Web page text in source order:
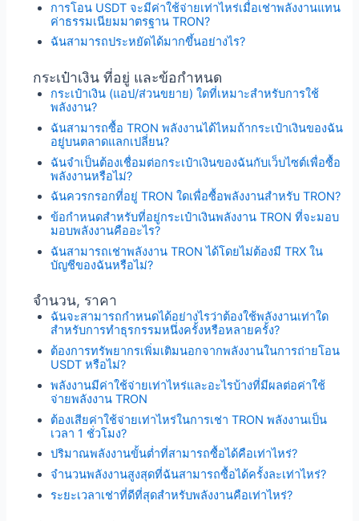
การโอน USDT จะมีค่าใช้จ่ายเท่าไหร่เมื่อเช่าพลังงานแทน
ค่าธรรมเนียมมาตรฐาน TRON?
ฉันสามารถประหยัดได้มากขึ้นอย่างไร?
กระเป๋าเงิน ที่อยู่ และข้อกำหนด
กระเป๋าเงิน (แอป/ส่วนขยาย) ใดที่เหมาะสำหรับการใช้
พลังงาน?
ฉันสามารถซื้อ TRON พลังงานได้ไหมถ้ากระเป๋าเงินของฉัน
อยู่บนตลาดแลกเปลี่ยน?
ฉันจำเป็นต้องเชื่อมต่อกระเป๋าเงินของฉันกับเว็บไซต์เพื่อซื้อ
พลังงานหรือไม่?
ฉันควรกรอกที่อยู่ TRON ใดเพื่อซื้อพลังงานสำหรับ TRON?
ข้อกำหนดสำหรับที่อยู่กระเป๋าเงินพลังงาน TRON ที่จะมอบ
มอบพลังงานคืออะไร?
ฉันสามารถเช่าพลังงาน TRON ได้โดยไม่ต้องมี TRX ใน
บัญชีของฉันหรือไม่?
จำนวน, ราคา
ฉันจะสามารถกำหนดได้อย่างไรว่าต้องใช้พลังงานเท่าใด
สำหรับการทำธุรกรรมหนึ่งครั้งหรือหลายครั้ง?
ต้องการทรัพยากรเพิ่มเติมนอกจากพลังงานในการถ่ายโอน
USDT หรือไม่?
พลังงานมีค่าใช้จ่ายเท่าไหร่และอะไรบ้างที่มีผลต่อค่าใช้
จ่ายพลังงาน TRON
ต้องเสียค่าใช้จ่ายเท่าไหร่ในการเช่า TRON พลังงานเป็น
เวลา 1 ชั่วโมง?
ปริมาณพลังงานขั้นต่ำที่สามารถซื้อได้คือเท่าไหร่?
จำนวนพลังงานสูงสุดที่ฉันสามารถซื้อได้ครั้งละเท่าไหร่?
ระยะเวลาเช่าที่ดีที่สุดสำหรับพลังงานคือเท่าไหร่?